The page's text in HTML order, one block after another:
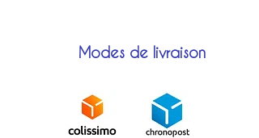
Modes de livraison